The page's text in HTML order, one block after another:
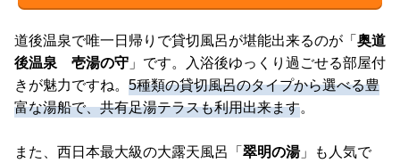
道後温泉で唯一日帰りで貸切風呂が堪能出来るのが「 奥道
後温泉 壱湯の守 」です。入浴後ゆっくり過ごせる部屋付
きが魅力ですね。 5種類の貸切風呂のタイプから選べる豊
富な湯船で、共有足湯テラスも利用出来ます。
また、西日本最大級の大露天風呂「 翠明の湯」も人気で